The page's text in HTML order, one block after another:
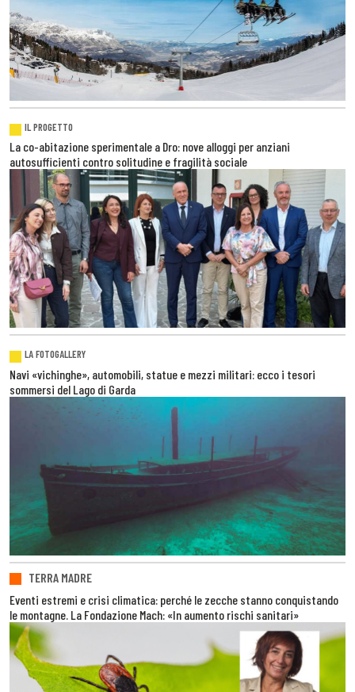
IL PROGETTO
La co-abitazione sperimentale a Dro: nove alloggi per anziani
autosufficienti contro solitudine e fragilità sociale
LA FOTOGALLERY
Navi «vichinghe», automobili, statue e mezzi militari: ecco i tesori
sommersi del Lago di Garda
TERRA MADRE
Eventi estremi e crisi climatica: perché le zecche stanno conquistando
le montagne. La Fondazione Mach: «In aumento rischi sanitari»